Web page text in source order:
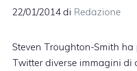
22/01/2014 di Redazione
Steven Troughton-Smith ha
Twitter diverse immagini di